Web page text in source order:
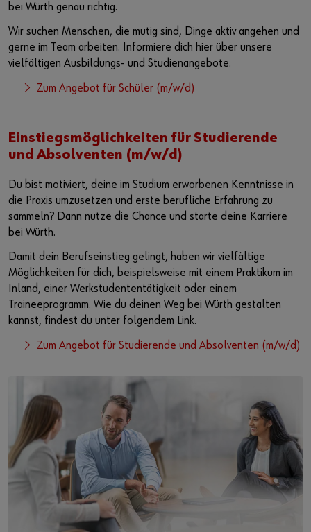
bei Würth genau richtig.
Wir suchen Menschen, die mutig sind, Dinge aktiv angehen und
gerne im Team arbeiten. Informiere dich hier über unsere
vielfältigen Ausbildungs- und Studienangebote.
Zum Angebot für Schüler (m/w/d)
Einstiegsmöglichkeiten für Studierende
und Absolventen (m/w/d)
Du bist motiviert, deine im Studium erworbenen Kenntnisse in
die Praxis umzusetzen und erste berufliche Erfahrung zu
sammeln? Dann nutze die Chance und starte deine Karriere
bei Würth.
Damit dein Berufseinstieg gelingt, haben wir vielfältige
Möglichkeiten für dich, beispielsweise mit einem Praktikum im
Inland, einer Werkstudententätigkeit oder einem
Traineeprogramm. Wie du deinen Weg bei Würth gestalten
kannst, findest du unter folgendem Link.
Zum Angebot für Studierende und Absolventen (m/w/d)